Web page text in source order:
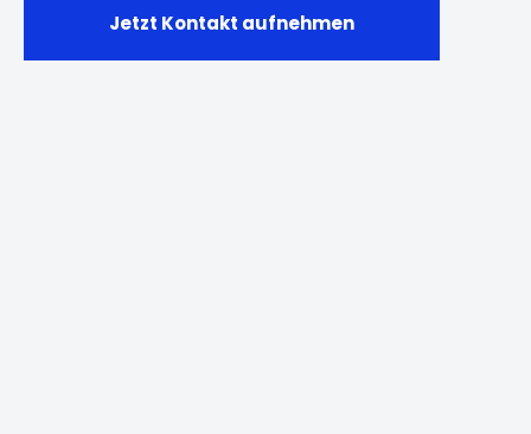
Jetzt Kontakt aufnehmen